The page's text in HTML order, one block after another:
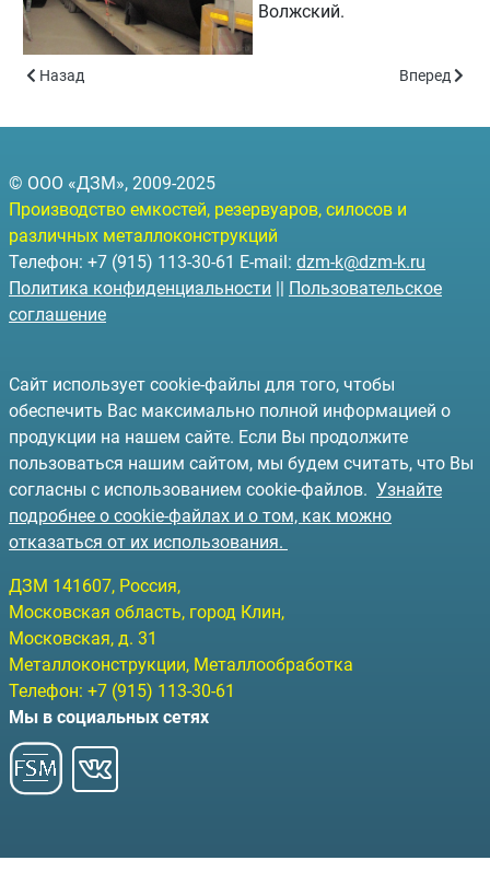
Волжский.
Предыдущий: Утеплённый резервуар объёмом 45 куб.м.
Назад Следующий:
Вперед
© ООО «ДЗМ», 2009-2025
Производство емкостей, резервуаров, силосов и
различных металлоконструкций
Телефон: +7 (915) 113-30-61 E-mail: dzm-k@dzm-k.ru
Политика конфиденциальности || Пользовательское
соглашение
Сайт использует cookie-файлы для того, чтобы
обеспечить Вас максимально полной информацией о
продукции на нашем сайте. Если Вы продолжите
пользоваться нашим сайтом, мы будем считать, что Вы
согласны с использованием cookie-файлов. Узнайте
подробнее о cookie-файлах и о том, как можно
отказаться от их использования.
ДЗМ 141607, Россия,
Московская область, город Клин,
Московская, д. 31
Металлоконструкции, Металлообработка
Телефон: +7 (915) 113-30-61
Мы в социальных сетях